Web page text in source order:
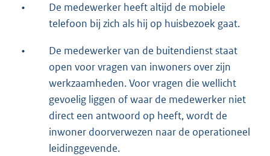
•
De medewerker heeft altijd de mobiele
telefoon bij zich als hij op huisbezoek gaat.
•
De medewerker van de buitendienst staat
open voor vragen van inwoners over zijn
werkzaamheden. Voor vragen die wellicht
gevoelig liggen of waar de medewerker niet
direct een antwoord op heeft, wordt de
inwoner doorverwezen naar de operationeel
leidinggevende.